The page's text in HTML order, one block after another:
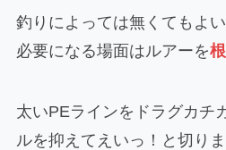
釣りによっては無くてもよい
必要になる場面はルアーを
太いPEラインをドラグカチ
ルを抑えてえいっ！と切りま